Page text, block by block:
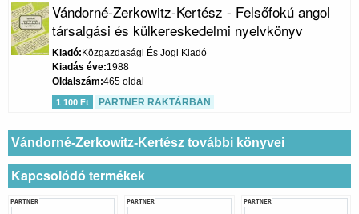
Vándorné-Zerkowitz-Kertész - Felsőfokú angol
társalgási és külkereskedelmi nyelvkönyv
Kiadó Közgazdasági És Jogi Kiadó
Kiadás éve 1988
Oldalszám 465 oldal
1 100 Ft PARTNER RAKTÁRBAN
Vándorné-Zerkowitz-Kertész további könyvei
Kapcsolódó termékek
PARTNER PARTNER PARTNER